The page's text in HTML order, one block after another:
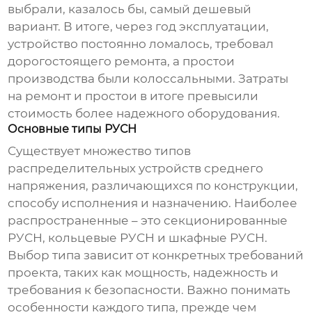
выбрали, казалось бы, самый дешевый
вариант. В итоге, через год эксплуатации,
устройство постоянно ломалось, требовал
дорогостоящего ремонта, а простои
производства были колоссальными. Затраты
на ремонт и простои в итоге превысили
стоимость более надежного оборудования.
Основные типы РУСН
Существует множество типов
распределительных устройств среднего
напряжения, различающихся по конструкции,
способу исполнения и назначению. Наиболее
распространенные – это секционированные
РУСН, кольцевые РУСН и шкафные РУСН.
Выбор типа зависит от конкретных требований
проекта, таких как мощность, надежность и
требования к безопасности. Важно понимать
особенности каждого типа, прежде чем